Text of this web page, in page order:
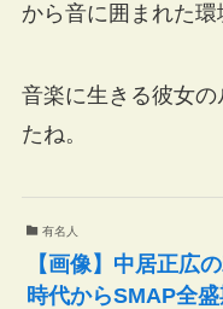
から音に囲まれた環
音楽に生きる彼女
たね。
有名人
【画像】中居正広
時代からSMAP全盛